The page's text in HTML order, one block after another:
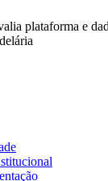
plataforma e